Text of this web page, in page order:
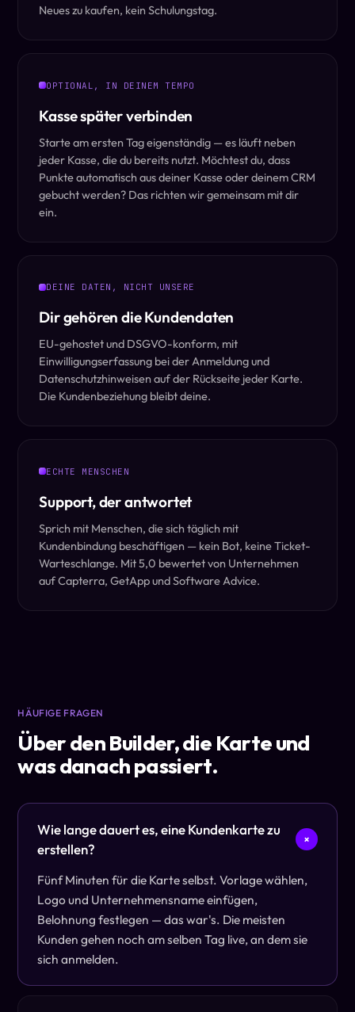
Neues zu kaufen, kein Schulungstag.
OPTIONAL, IN DEINEM TEMPO
Kasse später verbinden
Starte am ersten Tag eigenständig — es läuft neben
jeder Kasse, die du bereits nutzt. Möchtest du, dass
Punkte automatisch aus deiner Kasse oder deinem CRM
gebucht werden? Das richten wir gemeinsam mit dir
ein.
DEINE DATEN, NICHT UNSERE
Dir gehören die Kundendaten
EU-gehostet und DSGVO-konform, mit
Einwilligungserfassung bei der Anmeldung und
Datenschutzhinweisen auf der Rückseite jeder Karte.
Die Kundenbeziehung bleibt deine.
ECHTE MENSCHEN
Support, der antwortet
Sprich mit Menschen, die sich täglich mit
Kundenbindung beschäftigen — kein Bot, keine Ticket-
Warteschlange. Mit 5,0 bewertet von Unternehmen
auf Capterra, GetApp und Software Advice.
HÄUFIGE FRAGEN
Über den Builder, die Karte und
was danach passiert.
Wie lange dauert es, eine Kundenkarte zu
erstellen?
+
Fünf Minuten für die Karte selbst. Vorlage wählen,
Logo und Unternehmensname einfügen,
Belohnung festlegen — das war's. Die meisten
Kunden gehen noch am selben Tag live, an dem sie
sich anmelden.